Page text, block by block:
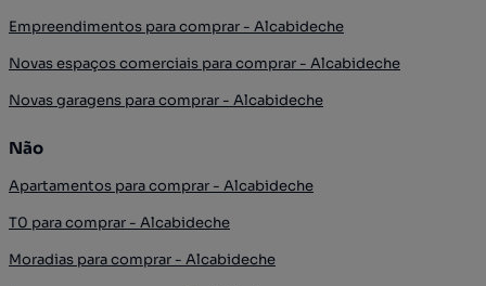
Empreendimentos para comprar - Alcabideche
Novas espaços comerciais para comprar - Alcabideche
Novas garagens para comprar - Alcabideche
Não
Apartamentos para comprar - Alcabideche
T0 para comprar - Alcabideche
Moradias para comprar - Alcabideche